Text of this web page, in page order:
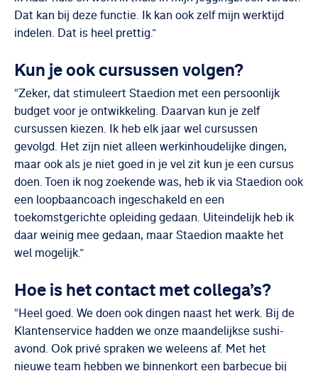
Dat kan bij deze functie. Ik kan ook zelf mijn werktijd
indelen. Dat is heel prettig.”
Kun je ook cursussen volgen?
“Zeker, dat stimuleert Staedion met een persoonlijk
budget voor je ontwikkeling. Daarvan kun je zelf
cursussen kiezen. Ik heb elk jaar wel cursussen
gevolgd. Het zijn niet alleen werkinhoudelijke dingen,
maar ook als je niet goed in je vel zit kun je een cursus
doen. Toen ik nog zoekende was, heb ik via Staedion ook
een loopbaancoach ingeschakeld en een
toekomstgerichte opleiding gedaan. Uiteindelijk heb ik
daar weinig mee gedaan, maar Staedion maakte het
wel mogelijk.”
Hoe is het contact met collega’s?
“Heel goed. We doen ook dingen naast het werk. Bij de
Klantenservice hadden we onze maandelijkse sushi-
avond. Ook privé spraken we weleens af. Met het
nieuwe team hebben we binnenkort een barbecue bij